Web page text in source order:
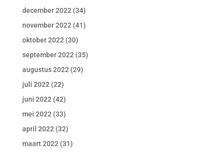
december 2022 (34)
november 2022 (41)
oktober 2022 (30)
september 2022 (35)
augustus 2022 (29)
juli 2022 (22)
juni 2022 (42)
mei 2022 (33)
april 2022 (32)
maart 2022 (31)